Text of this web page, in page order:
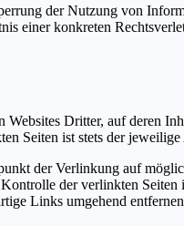
der Nutzung von
einer konkreten
Dritter, auf deren
Seiten ist stets der
der Verlinkung auf
der verlinkten
Links umgehend